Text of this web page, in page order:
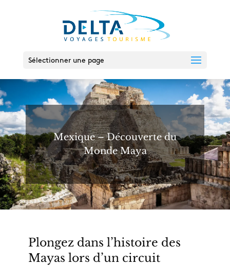
Sélectionner une page
Mexique – Découverte du
Monde Maya
Plongez dans l’histoire des
Mayas lors d’un circuit